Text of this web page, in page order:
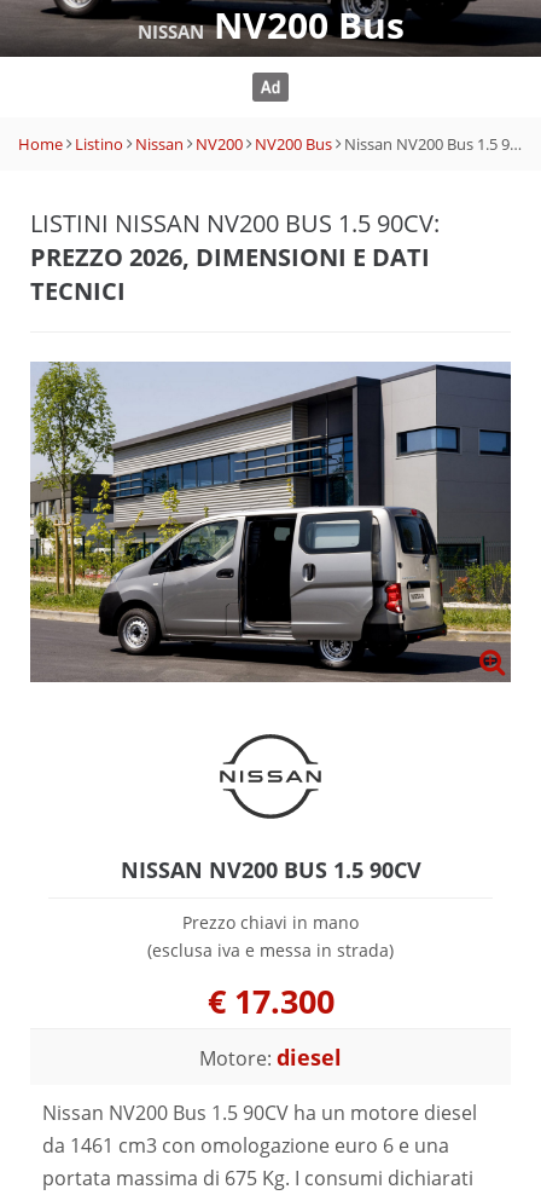
NISSANNV200 Bus
Home Listino Nissan NV200 NV200 Bus Nissan NV200 Bus 1.5 90CV
LISTINI NISSAN NV200 BUS 1.5 90CV:
PREZZO 2026, DIMENSIONI E DATI
TECNICI
NISSAN NV200 BUS 1.5 90CV
Prezzo chiavi in mano
(esclusa iva e messa in strada)
€ 17.300
Motore: diesel
Nissan NV200 Bus 1.5 90CV ha un motore diesel
da 1461 cm3 con omologazione euro 6 e una
portata massima di 675 Kg. I consumi dichiarati